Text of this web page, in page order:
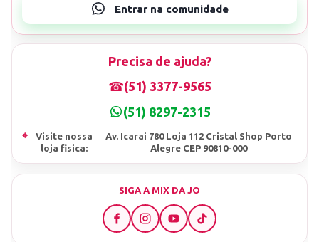
Precisa de ajuda?
☎(51) 3377-9565
(51) 8297-2315
⌖
Visite nossa
loja fisica:
Av. Icarai 780 Loja 112 Cristal Shop Porto
Alegre CEP 90810-000
SIGA A MIX DA JO